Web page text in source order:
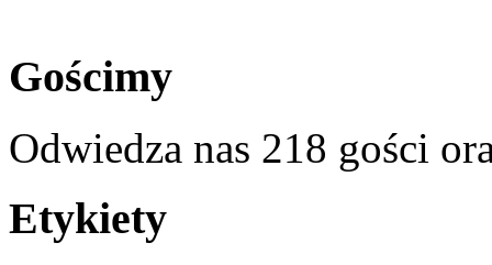
Gościmy
Odwiedza nas 218 gości
Etykiety